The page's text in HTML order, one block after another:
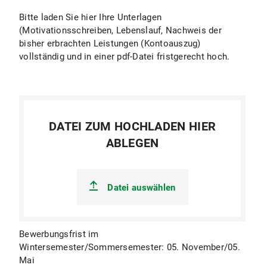
Bitte laden Sie hier Ihre Unterlagen
(Motivationsschreiben, Lebenslauf, Nachweis der
bisher erbrachten Leistungen (Kontoauszug)
vollständig und in einer pdf-Datei fristgerecht hoch.
DATEI ZUM HOCHLADEN HIER
ABLEGEN
Datei auswählen
Bewerbungsfrist im
Wintersemester/Sommersemester: 05. November/05.
Mai